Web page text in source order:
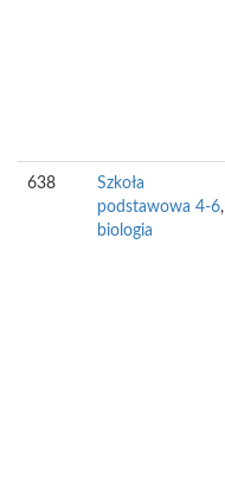
638
Szkoła
podstawowa 4-6,
biologia